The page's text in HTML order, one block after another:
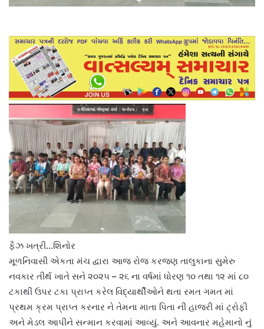
ફૈઝ ખત્રી…શિનોર
મૂળનિવાસી એકતા મંચ દ્વારા આજ રોજ કરજણ તાલુકાના સુમેરુ
નવકાર તીર્થ ખાતે સને ૨૦૨૫ – ૨૬ ના વર્ષમાં ધોરણ ૧૦ તથા ૧૨ માં ૮૦
ટકાથી ઉપર ટકા પ્રાપ્ત કરેલ વિદ્યાર્થીઓને થતા રમત ગમત માં
પ્રથમ ક્રમ પ્રાપ્ત કરનાર ને તેમના માતા પિતા ની હાજરી માં ટ્રોફી
અને મેડલ આપીને સન્માન કરવામાં આવ્યું. અને આવનાર મહેમાનો નું